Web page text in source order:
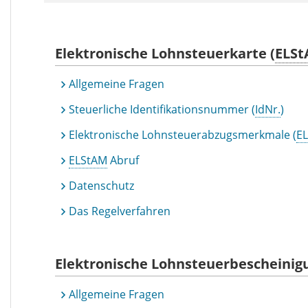
Elektronische Lohnsteuerkarte (
Allgemeine Fragen
Steuerliche Identifikationsnummer (IdNr.)
Elektronische Lohnsteuerabzugsmerkmale (
ELStAM Abruf
Datenschutz
Das Regelverfahren
Elektronische
Allgemeine Fragen